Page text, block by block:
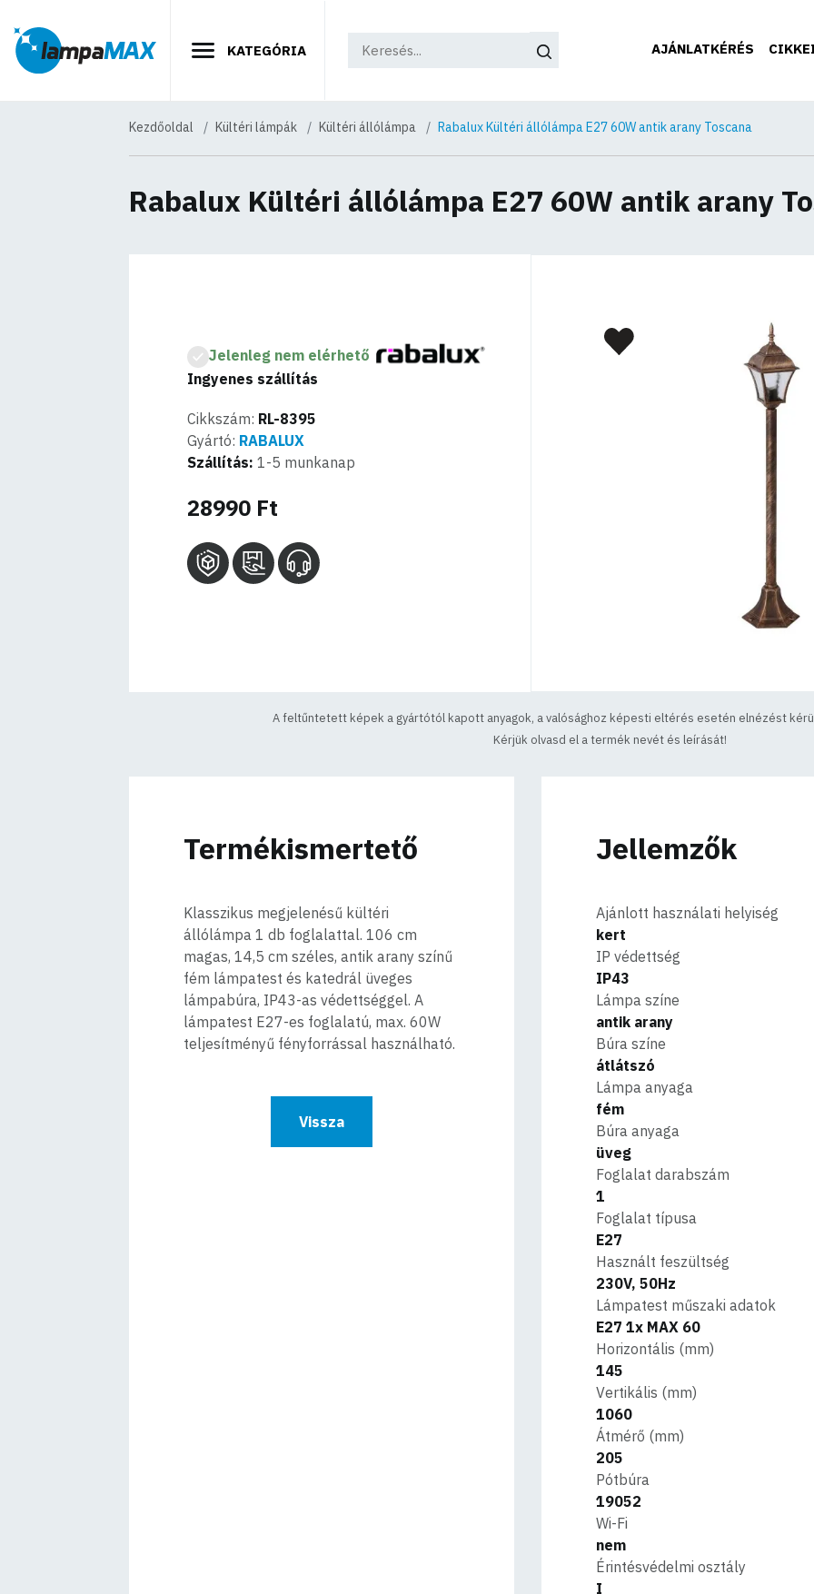
KATEGÓRIA AJÁNLATKÉRÉS
Kezdőoldal Kültéri lámpák Kültéri állólámpa Rabalux Kültéri állólámpa E27 60W antik arany Toscana
Rabalux Kültéri állólámpa E27 60W antik arany
Jelenleg nem elérhető
Ingyenes szállítás
Cikkszám: RL-8395
Gyártó: RABALUX
Szállítás: 1-5 munkanap
28990 Ft
A feltűntetett képek a gyártótól kapott anyagok, a valósághoz képesti eltérés esetén elnézést
Kérjük olvasd el a termék nevét és leírását!
Termékismertető
Klasszikus megjelenésű kültéri
állólámpa 1 db foglalattal. 106 cm
magas, 14,5 cm széles, antik arany színű
fém lámpatest és katedrál üveges
lámpabúra, IP43-as védettséggel. A
lámpatest E27-es foglalatú, max. 60W
teljesítményű fényforrással használható.
Vissza
Jellemzők
Ajánlott használati helyiség
kert
IP védettség
IP43
Lámpa színe
antik arany
Búra színe
átlátszó
Lámpa anyaga
fém
Búra anyaga
üveg
Foglalat darabszám
1
Foglalat típusa
E27
Használt feszültség
230V, 50Hz
Lámpatest műszaki adatok
E27 1x MAX 60
Horizontális (mm)
145
Vertikális (mm)
1060
Átmérő (mm)
205
Pótbúra
19052
Wi-Fi
nem
Érintésvédelmi osztály
I